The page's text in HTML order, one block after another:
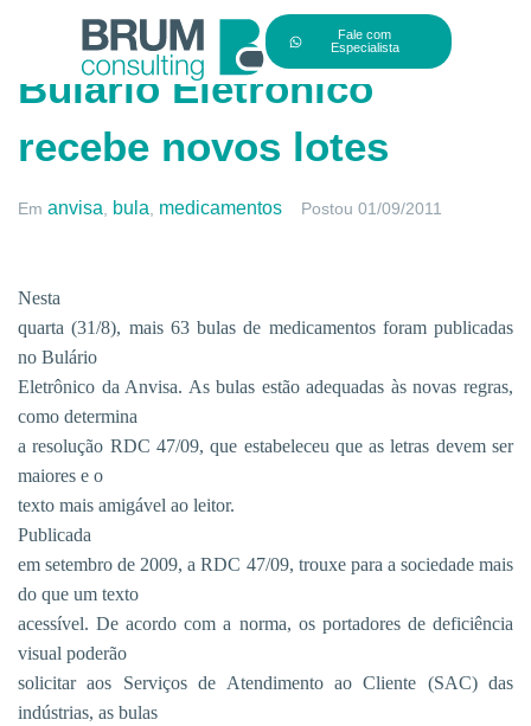
Fale com
Especialista
Bulário Eletrônico
recebe novos lotes
Em anvisa bula medicamentos Postou 01/09/2011
Nesta
quarta (31/8), mais 63 bulas de medicamentos foram publicadas
no Bulário
Eletrônico da Anvisa. As bulas estão adequadas às novas regras,
como determina
a resolução RDC 47/09, que estabeleceu que as letras devem ser
maiores e o
texto mais amigável ao leitor.
Publicada
em setembro de 2009, a RDC 47/09, trouxe para a sociedade mais
do que um texto
acessível. De acordo com a norma, os portadores de deficiência
visual poderão
solicitar aos Serviços de Atendimento ao Cliente (SAC) das
indústrias, as bulas